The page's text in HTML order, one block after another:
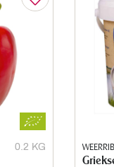
0.2 KG